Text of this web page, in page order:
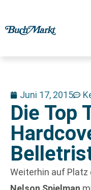
Juni 17, 2015
Die Top
Weiterhin auf